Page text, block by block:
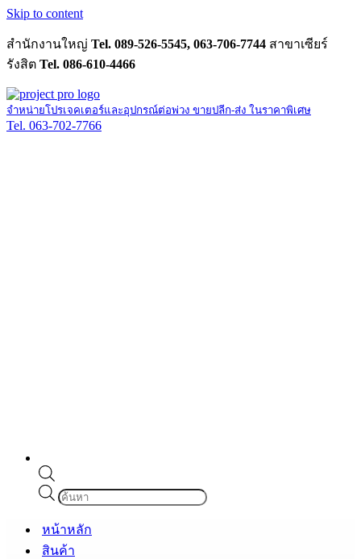
Skip to content
สำนักงานใหญ่ Tel. 089-526-5545, 063-706-7744 สาขาเซียร์
รังสิต Tel. 086-610-4466
จำหน่ายโปรเจคเตอร์และอุปกรณ์ต่อพ่วง ขายปลีก-ส่ง ในราคาพิเศษ
Tel. 063-702-7766
Products
search
หน้าหลัก
สินค้า